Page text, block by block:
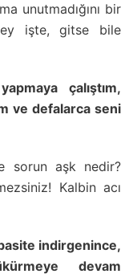
unutmadığını bir
işte, gitse bile
çalıştım,
ve defalarca seni
sorun aşk nedir?
Kalbin acı
indirgenince,
devam